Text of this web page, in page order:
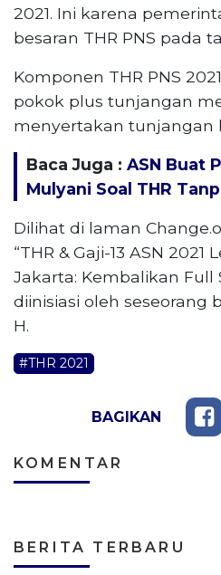
2021. Ini karena
besaran THR PNS pada
Komponen THR PNS
pokok plus tunjangan
menyertakan tunjangan
Baca Juga : ASN Buat
Mulyani Soal THR
Dilihat di laman
“THR & Gaji-13 ASN 2021
Jakarta: Kembalikan Full
diinisiasi oleh seseorang
H.
#THR 2021
BAGIKAN
KOMENTAR
BERITA TERBARU